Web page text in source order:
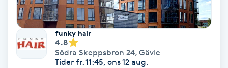
Gruppträning
Gua Sha-massage
funky hair
4.8
Södra Skeppsbron 24, Gävle
Tider fr. 11:45, ons 12 aug.